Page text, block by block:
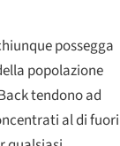
possegga
popolazione
tendono ad
al di fuori